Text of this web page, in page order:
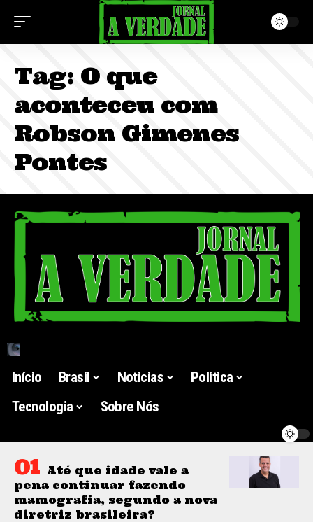
Tag: O que
aconteceu com
Robson Gimenes
Pontes
Início Brasil Noticias
Politica
Tecnologia
Sobre Nós
Até que idade vale a
pena continuar fazendo
mamografia, segundo a nova
diretriz brasileira?